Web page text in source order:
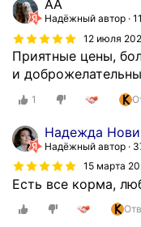
AA
Надёжный автор
12 июля
Приятные цены,
и
1
Надежда
Надёжный автор
15 марта
Есть все корма,